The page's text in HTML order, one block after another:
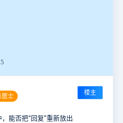
居士 楼主
能否把“回复”重新放出